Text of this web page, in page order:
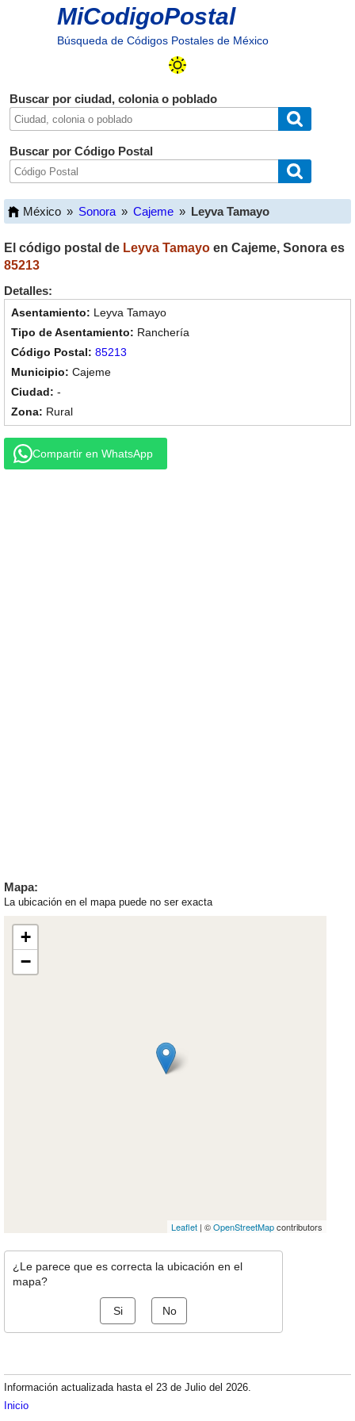
MiCodigoPostal
Búsqueda de Códigos Postales de México
Buscar por ciudad, colonia o poblado
Buscar por Código Postal
México » Sonora » Cajeme » Leyva Tamayo
El código postal de Leyva Tamayo en Cajeme, Sonora es
85213
Detalles:
Leyva Tamayo
Ranchería
85213
Cajeme
-
Rural
Compartir en WhatsApp
Mapa:
La ubicación en el mapa puede no ser exacta
+
−
Leaflet | ©OpenStreetMapcontributors
¿Le parece que es correcta la ubicación en el
mapa?
Si No
Información actualizada hasta el 23 de Julio del 2026.
Inicio